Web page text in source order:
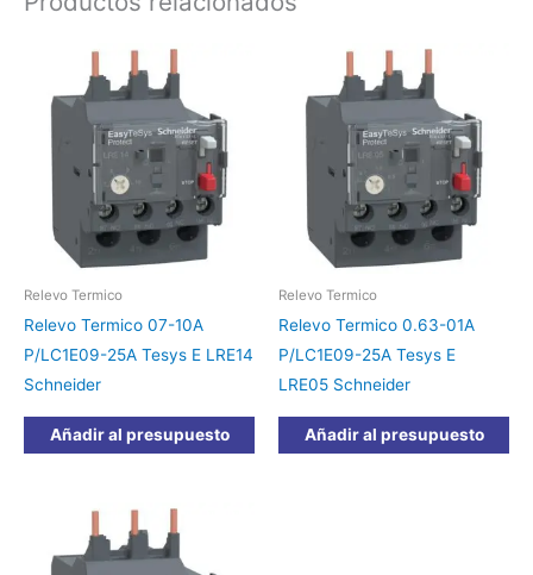
Relevo Termico
Relevo Termico 07-10A
P/LC1E09-25A Tesys E LRE14
Schneider
Añadir al presupuesto
Relevo Termico
Relevo Termico 0.63-01A
P/LC1E09-25A Tesys E
LRE05 Schneider
Añadir al presupuesto